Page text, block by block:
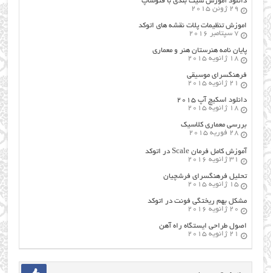
29 ژوئن 2015
اموزش تنظیمات پلات نقشه های اتوکد
7 سپتامبر 2016
پایان نامه هنرستان هنر و معماري
18 ژانویه 2015
فرهنگسراي موسيقي
21 ژانویه 2015
دانلود اسکیچ آپ ۲۰۱۵
18 ژانویه 2015
بررسی معماری کلاسیک
28 فوریه 2015
آموزش کامل فرمان Scale در اتوکد
31 ژانویه 2016
تحلیل فرهنگسرای فرشچیان
15 ژانویه 2015
مشکل بهم ریختگی فونت در اتوکد
20 ژانویه 2016
اصول طراحي ایستگاه راه آهن
21 ژانویه 2015